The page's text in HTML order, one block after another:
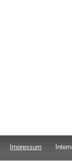
Impressum Intern